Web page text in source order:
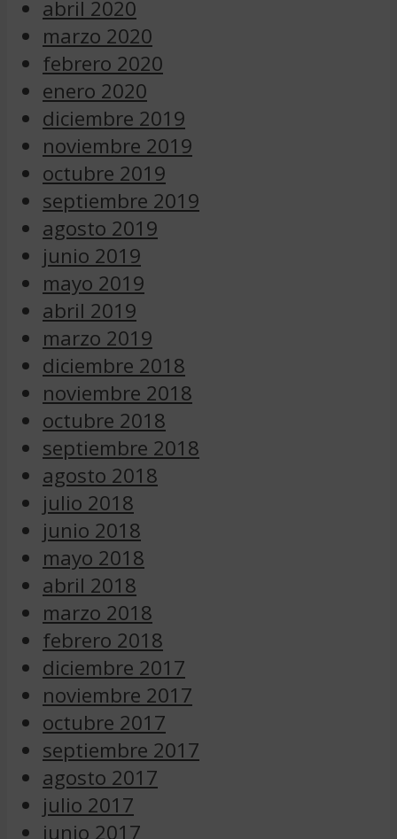
abril 2020
marzo 2020
febrero 2020
enero 2020
diciembre 2019
noviembre 2019
octubre 2019
septiembre 2019
agosto 2019
junio 2019
mayo 2019
abril 2019
marzo 2019
diciembre 2018
noviembre 2018
octubre 2018
septiembre 2018
agosto 2018
julio 2018
junio 2018
mayo 2018
abril 2018
marzo 2018
febrero 2018
diciembre 2017
noviembre 2017
octubre 2017
septiembre 2017
agosto 2017
julio 2017
junio 2017